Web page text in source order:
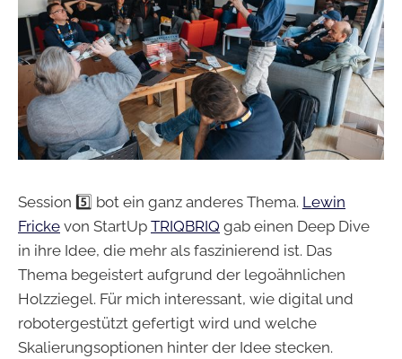
Session 5️⃣ bot ein ganz anderes Thema. Lewin
Fricke von StartUp TRIQBRIQ gab einen Deep Dive
in ihre Idee, die mehr als faszinierend ist. Das
Thema begeistert aufgrund der legoähnlichen
Holzziegel. Für mich interessant, wie digital und
robotergestützt gefertigt wird und welche
Skalierungsoptionen hinter der Idee stecken.